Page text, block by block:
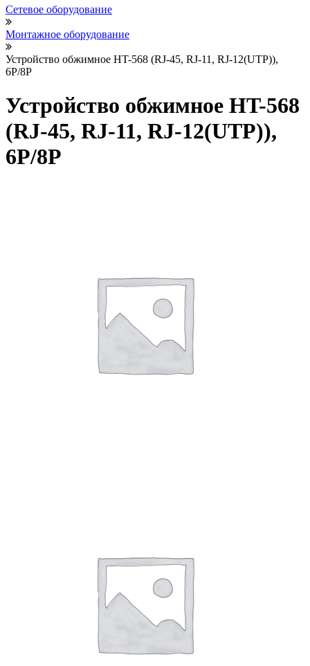
Сетевое оборудование
Монтажное оборудование
Устройство обжимное HT-568 (RJ-45, RJ-11, RJ-12(UTP)),
6P/8P
Устройство обжимное HT-568
(RJ-45, RJ-11, RJ-12(UTP)),
6P/8P